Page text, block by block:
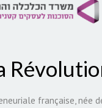
française,